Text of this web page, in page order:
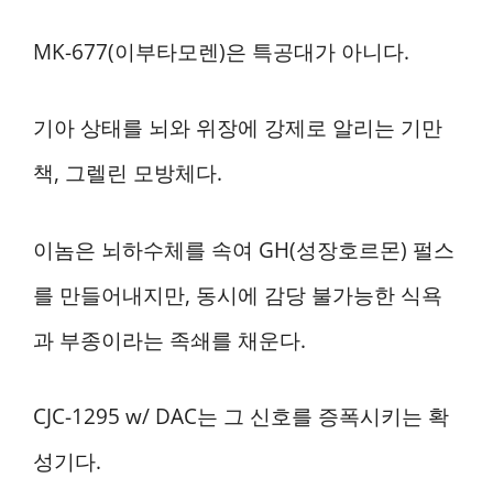
MK-677(이부타모렌)은 특공대가 아니다.
기아 상태를 뇌와 위장에 강제로 알리는 기만
책, 그렐린 모방체다.
이놈은 뇌하수체를 속여 GH(성장호르몬) 펄스
를 만들어내지만, 동시에 감당 불가능한 식욕
과 부종이라는 족쇄를 채운다.
CJC-1295 w/ DAC는 그 신호를 증폭시키는 확
성기다.